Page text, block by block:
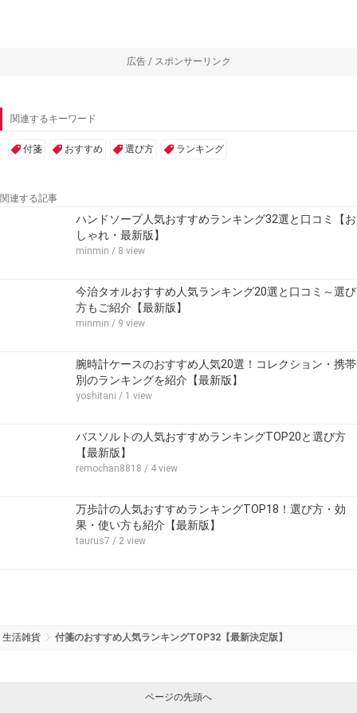
広告 / スポンサーリンク
関連するキーワード
付箋 おすすめ 選び方 ランキング
関連する記事
ハンドソープ人気おすすめランキング32選と口コミ【お
しゃれ・最新版】
minmin / 8 view
今治タオルおすすめ人気ランキング20選と口コミ～選び
方もご紹介【最新版】
minmin / 9 view
腕時計ケースのおすすめ人気20選！コレクション・携帯
別のランキングを紹介【最新版】
yoshitani / 1 view
バスソルトの人気おすすめランキングTOP20と選び方
【最新版】
remochan8818 / 4 view
万歩計の人気おすすめランキングTOP18！選び方・効
果・使い方も紹介【最新版】
taurus7 / 2 view
生活雑貨 付箋のおすすめ人気ランキングTOP32【最新決定版】
ページの先頭へ